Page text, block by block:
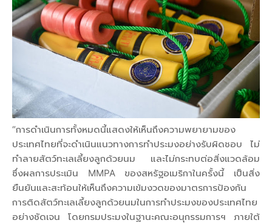
“การดำเนินการทั้งหมดนี้แสดงให้เห็นถึงความพยายามของ
ประเทศไทยที่จะดำเนินแนวทางการทำประมงอย่างรับผิดชอบ ไม่
ทำลายสัตว์ทะเลเลี้ยงลูกด้วยนม และไม่กระทบต่อสิ่งแวดล้อม
ซึ่งผลการประเมิน MMPA ของสหรัฐอเมริกาในครั้งนี้ เป็นสิ่ง
ยืนยันและสะท้อนให้เห็นถึงความเข้มงวดของมาตรการป้องกัน
การติดสัตว์ทะเลเลี้ยงลูกด้วยนมในการทำประมงของประเทศไทย
อย่างชัดเจน โดยกรมประมงในฐานะคณะอนุกรรมการฯ ภายใต้